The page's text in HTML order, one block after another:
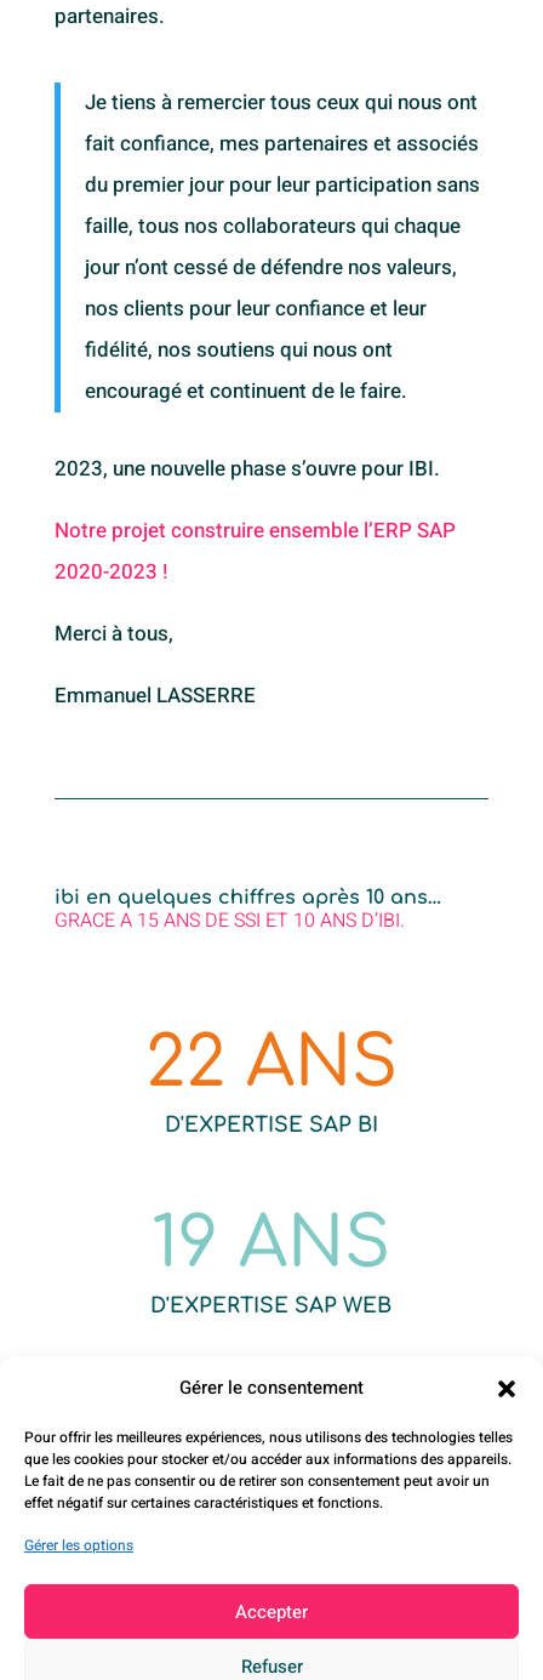
Gérer le consentement
Pour offrir les meilleures expériences, nous utilisons des technologies telles
que les cookies pour stocker et/ou accéder aux informations des appareils.
Le fait de ne pas consentir ou de retirer son consentement peut avoir un
effet négatif sur certaines caractéristiques et fonctions.
Gérer les options
Accepter
Refuser
partenaires.
Je tiens à remercier tous ceux qui nous ont
fait confiance, mes partenaires et associés
du premier jour pour leur participation sans
faille, tous nos collaborateurs qui chaque
jour n’ont cessé de défendre nos valeurs,
nos clients pour leur confiance et leur
fidélité, nos soutiens qui nous ont
encouragé et continuent de le faire.
2023, une nouvelle phase s’ouvre pour IBI.
Notre projet construire ensemble l’ERP SAP
2020-2023 !
Merci à tous,
Emmanuel LASSERRE
ibi en quelques chiffres après 10 ans…
GRACE A 15 ANS DE SSI ET 10 ANS D’IBI.
22 ANS
D'EXPERTISE SAP BI
19 ANS
D'EXPERTISE SAP WEB
8 ANS
D'EXPERTISE FIORI